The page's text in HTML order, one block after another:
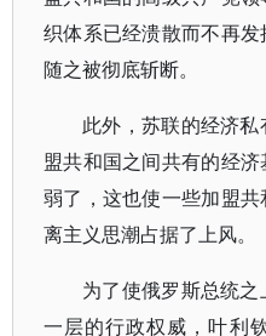
织体系已经溃散而不再
随之被彻底斩断。
此外，苏联的经济
盟共和国之间共有的经
弱了，这也使一些加盟
离主义思潮占据了上风。
为了使俄罗斯总统
一层的行政权威，叶利